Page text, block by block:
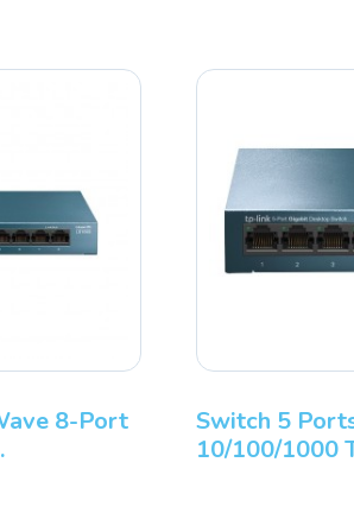
HP EliteBook 8 G1a AMD
Ryzen AI 5 340...
TP-LINK LiteWave 8-Port
Gigabit Deskt...